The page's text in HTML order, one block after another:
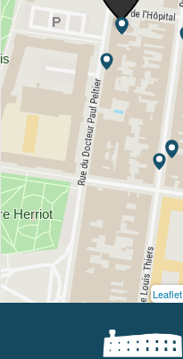
Leaflet